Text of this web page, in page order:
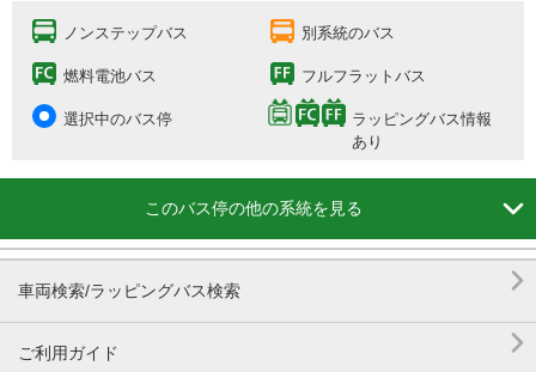
ノンステップバス 別系統のバス
燃料電池バス フルフラットバス
選択中のバス停
ラッピングバス情報
あり
このバス停の他の系統を見る 
車両検索/ラッピングバス検索 
ご利用ガイド 